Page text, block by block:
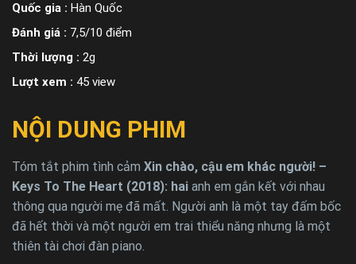
Quốc gia : Hàn Quốc
Đánh giá : 7,5/10 điểm
Thời lượng : 2g
Lượt xem : 45 view
NỘI DUNG PHIM
Tóm tắt phim tình cảm Xin chào, cậu em khác người! –
Keys To The Heart (2018): hai anh em gắn kết với nhau
thông qua người mẹ đã mất. Người anh là một tay đấm bốc
đã hết thời và một người em trai thiểu năng nhưng là một
thiên tài chơi đàn piano.